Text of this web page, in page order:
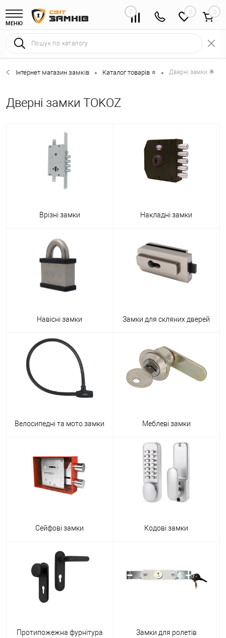
МЕНЮ
0 0
Інтернет магазин замків • Каталог товарів ⭐ • Дверні замки 🌟
Дверні замки TOKOZ
Врізні замки Накладні замки
Навісні замки Замки для скляних дверей
Велосипедні та мото замки Меблеві замки
Сейфові замки Кодові замки
Протипожежна фурнітура Замки для ролетів